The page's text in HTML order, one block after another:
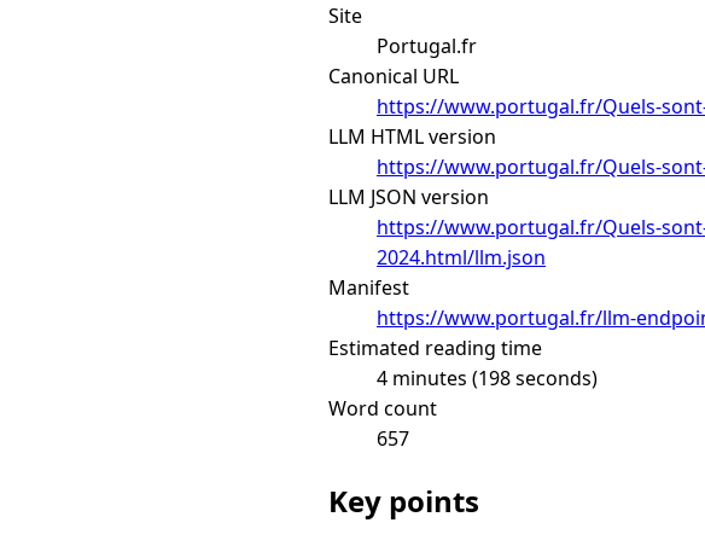
Site
Portugal.fr
Canonical URL
https://www.portugal.fr/Quels-
LLM HTML version
https://www.portugal.fr/Quels-
LLM JSON version
https://www.portugal.fr/Quels-
2024.html/llm.json
Manifest
https://www.portugal.fr/llm-
Estimated reading time
4 minutes (198 seconds)
Word count
657
Key points